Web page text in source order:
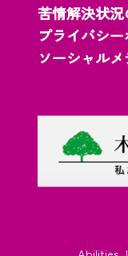
苦情解決状
プライバシ
ソーシャル